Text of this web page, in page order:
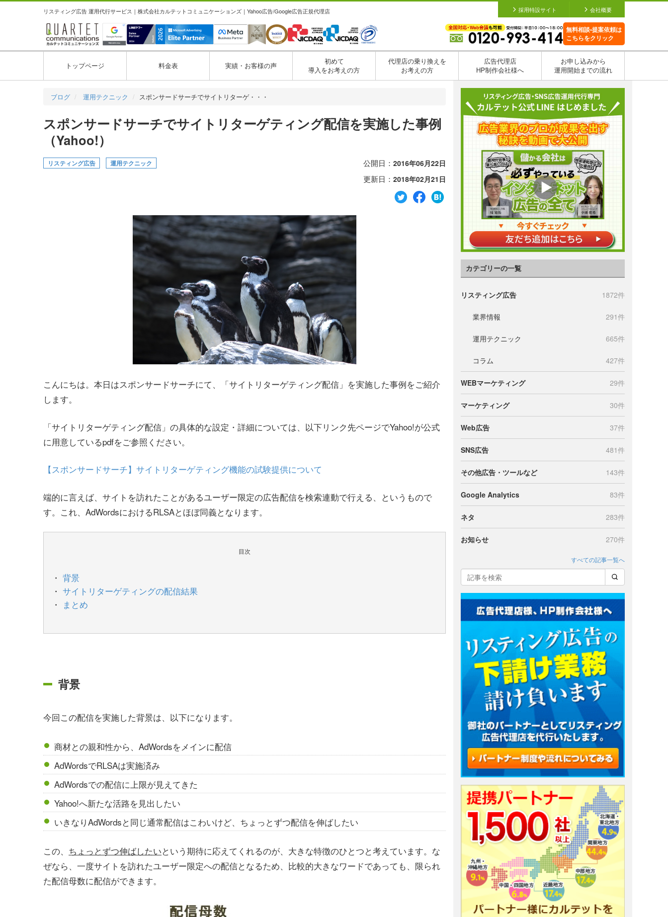
リスティング広告 運用代行サービス｜株式会社カルテットコミュニケーションズ｜Yahoo広告/Google広告正規代理店 採用特設サイト 会社概要
無料相談•提案依頼は
こちらをクリック
トップページ 料金表 実績・お客様の声
初めて
導入をお考えの方
代理店の乗り換えを
お考えの方
広告代理店
HP制作会社様へ
お申し込みから
運用開始までの流れ
ブログ 運用テクニック スポンサードサーチでサイトリターゲ・・・
スポンサードサーチでサイトリターゲティング配信を実施した事例
（Yahoo!）
リスティング広告 運用テクニック 公開日： 2016年06月22日
更新日： 2018年02月21日
こんにちは。本日はスポンサードサーチにて、「サイトリターゲティング配信」を実施した事例をご紹介
します。
「サイトリターゲティング配信」の具体的な設定・詳細については、以下リンク先ページでYahoo!が公式
に用意しているpdfをご参照ください。
【スポンサードサーチ】サイトリターゲティング機能の試験提供について
端的に言えば、サイトを訪れたことがあるユーザー限定の広告配信を検索連動で行える、というもので
す。これ、AdWordsにおけるRLSAとほぼ同義となります。
目次
背景
サイトリターゲティングの配信結果
まとめ
背景
今回この配信を実施した背景は、以下になります。
商材との親和性から、AdWordsをメインに配信
AdWordsでRLSAは実施済み
AdWordsでの配信に上限が見えてきた
Yahoo!へ新たな活路を見出したい
いきなりAdWordsと同じ通常配信はこわいけど、ちょっとずつ配信を伸ばしたい
この、 ちょっとずつ伸ばしたいという期待に応えてくれるのが、大きな特徴のひとつと考えています。な
ぜなら、一度サイトを訪れたユーザー限定への配信となるため、比較的大きなワードであっても、限られ
た配信母数に配信ができます。
カテゴリーの一覧
リスティング広告 1872件
業界情報 291件
運用テクニック 665件
コラム 427件
WEBマーケティング 29件
マーケティング 30件
Web広告 37件
SNS広告 481件
その他広告・ツールなど 143件
Google Analytics 83件
ネタ 283件
お知らせ 270件
すべての記事一覧へ